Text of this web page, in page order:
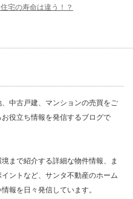
宅の寿命は違う！？
中古戸建、マンションの売買をご
役立ち情報を発信するブログで
まで紹介する詳細な物件情報、ま
ントなど、サンタ不動産のホーム
報を日々発信しています。